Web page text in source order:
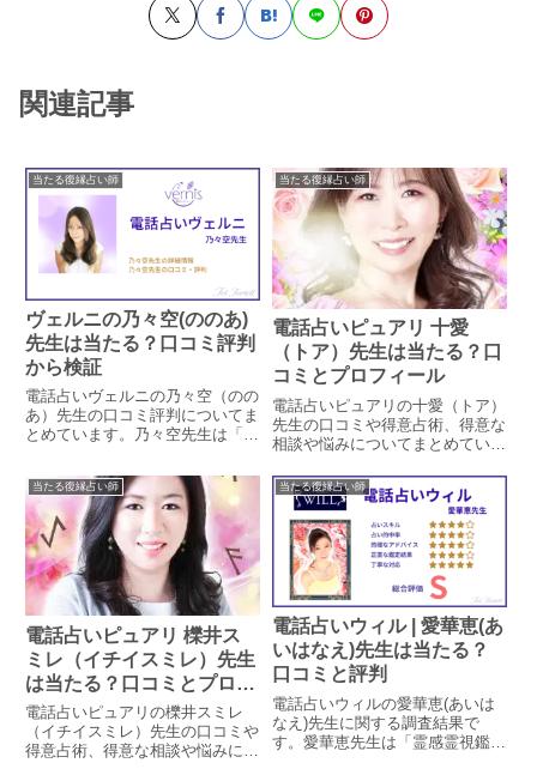
関連記事
当たる復縁占い師
ヴェルニの乃々空(ののあ)
先生は当たる？口コミ評判
から検証
電話占いヴェルニの乃々空（のの
あ）先生の口コミ評判についてま
とめています。乃々空先生は「恋
る」と評判の占い師ですが、本当
に当たるのかどうか実際に鑑定を
した方の口コミから、良い口コミ
悪い口コミをピックアップして検
証しています。
当たる復縁占い師
電話占いピュアリ 十愛
（トア）先生は当たる？口
コミとプロフィール
電話占いピュアリの十愛（トア）
先生の口コミや得意占術、得意な
相談や悩みについてまとめていま
ーを抜粋し、これから相談される
方の参考になるよう掲載していま
す。
当たる復縁占い師
電話占いピュアリ 櫟井ス
ミレ（イチイスミレ）先生
は当たる？口コミとプロフ
ィール
電話占いピュアリの櫟井スミレ
（イチイスミレ）先生の口コミや
得意占術、得意な相談や悩みにつ
当たる復縁占い師
電話占いウィル | 愛華恵(あ
いはなえ)先生は当たる？
口コミと評判
電話占いウィルの愛華恵(あいは
なえ)先生に関する調査結果で
す。愛華恵先生は「霊感霊視鑑定